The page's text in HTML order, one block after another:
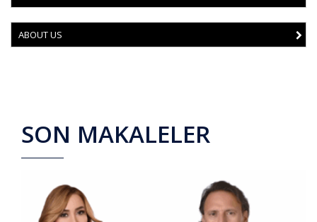
ABOUT US
SON MAKALELER